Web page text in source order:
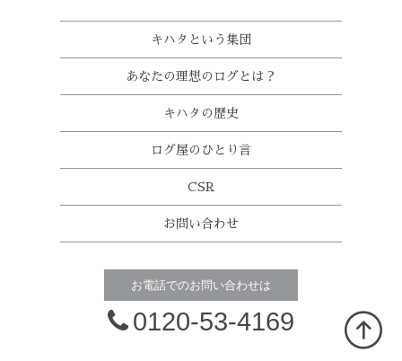
キハタという集団
あなたの理想のログとは？
キハタの歴史
ログ屋のひとり言
CSR
お問い合わせ
お電話でのお問い合わせは
0120-53-4169